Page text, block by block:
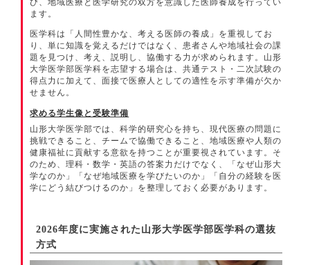
ます。
医学科は「人間性豊かな、考える医師の養成」を重視してお
り、単に知識を覚えるだけではなく、患者さんや地域社会の課
題を見つけ、考え、説明し、協働する力が求められます。山形
大学医学部医学科を志望する場合は、共通テスト・二次試験の
得点力に加えて、面接で医療人としての適性を示す準備が欠か
せません。
求める学生像と受験準備
山形大学医学部では、科学的研究心を持ち、現代医療の問題に
挑戦できること、チームで協働できること、地域医療や人類の
健康福祉に貢献する意欲を持つことが重要視されています。そ
のため、理科・数学・英語の答案力だけでなく、「なぜ山形大
学なのか」「なぜ地域医療を学びたいのか」「自分の経験を医
学にどう結びつけるのか」を整理しておく必要があります。
2026年度に実施された山形大学医学部医学科の選抜
方式